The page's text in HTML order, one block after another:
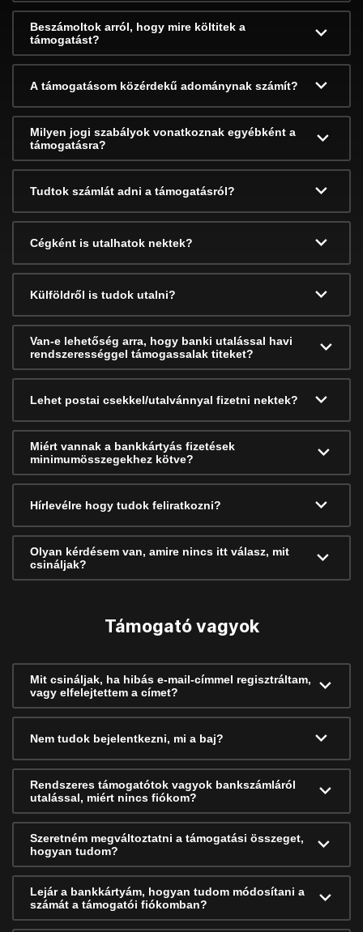
Beszámoltok arról, hogy mire költitek a
támogatást?
A támogatásom közérdekű adománynak számít?
Milyen jogi szabályok vonatkoznak egyébként a
támogatásra?
Tudtok számlát adni a támogatásról?
Cégként is utalhatok nektek?
Külföldről is tudok utalni?
Van-e lehetőség arra, hogy banki utalással havi
rendszerességgel támogassalak titeket?
Lehet postai csekkel/utalvánnyal fizetni nektek?
Miért vannak a bankkártyás fizetések
minimumösszegekhez kötve?
Hírlevélre hogy tudok feliratkozni?
Olyan kérdésem van, amire nincs itt válasz, mit
csináljak?
Támogató vagyok
Mit csináljak, ha hibás e-mail-címmel regisztráltam,
vagy elfelejtettem a címet?
Nem tudok bejelentkezni, mi a baj?
Rendszeres támogatótok vagyok bankszámláról
utalással, miért nincs fiókom?
Szeretném megváltoztatni a támogatási összeget,
hogyan tudom?
Lejár a bankkártyám, hogyan tudom módosítani a
számát a támogatói fiókomban?